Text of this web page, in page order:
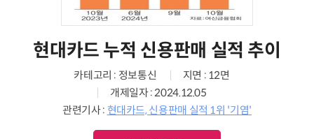
현대카드 누적 신용판매 실적 추이
카테고리 : 정보통신
지면 : 12면
개제일자 : 2024.12.05
관련기사 : 현대카드, 신용판매 실적 1위 '기염'